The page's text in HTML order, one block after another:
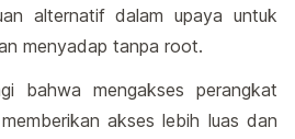
alternatif dalam upaya untuk
menyadap tanpa root.
bahwa mengakses perangkat
akses lebih luas dan